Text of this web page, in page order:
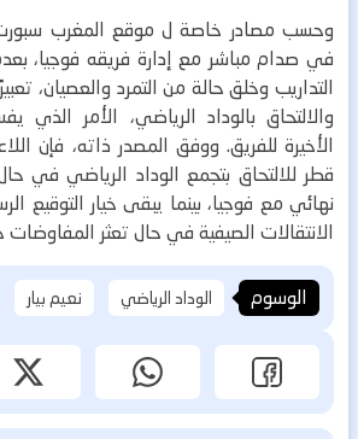
وحسب مصادر خاصة ل موقع المغرب
في صدام مباشر مع إدارة فريقه فوجيا،
التداريب وخلق حالة من التمرد والعصيان،
والالتحاق بالوداد الرياضي، الأمر الذي
الأخيرة للفريق. ووفق المصدر ذاته، فإن
قطر للالتحاق بتجمع الوداد الرياضي في
نهائي مع فوجيا، بينما يبقى خيار التوقيع
الانتقالات الصيفية في حال تعثر
الوسوم الوداد الرياضي نعيم بيار